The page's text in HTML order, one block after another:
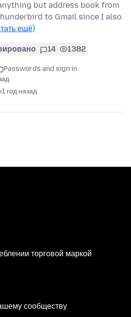
but address book from
to Gmail since I also
ещё)
14 1382
Passwords and sign in
1 год назад
торговой маркой
сообществу